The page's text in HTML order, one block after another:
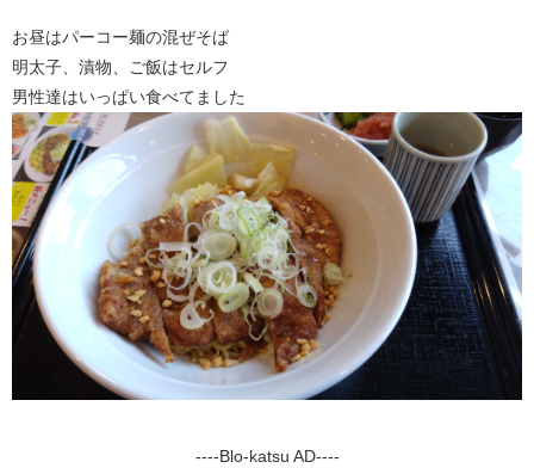
お昼はパーコー麺の混ぜそば
明太子、漬物、ご飯はセルフ
男性達はいっぱい食べてました
----Blo-katsu AD----